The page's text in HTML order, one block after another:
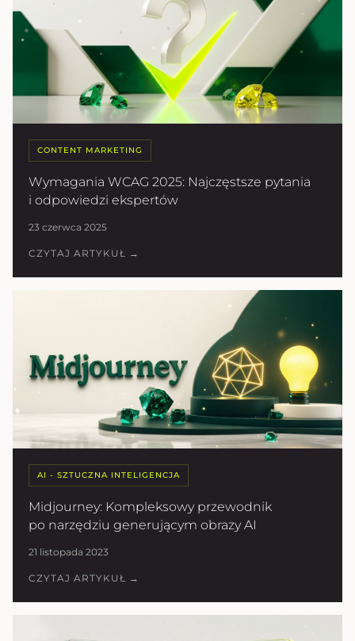
CONTENT MARKETING
Wymagania WCAG 2025: Najczęstsze pytania
i odpowiedzi ekspertów
23 czerwca 2025
CZYTAJ ARTYKUŁ →
AI - SZTUCZNA INTELIGENCJA
Midjourney: Kompleksowy przewodnik
po narzędziu generującym obrazy AI
21 listopada 2023
CZYTAJ ARTYKUŁ →